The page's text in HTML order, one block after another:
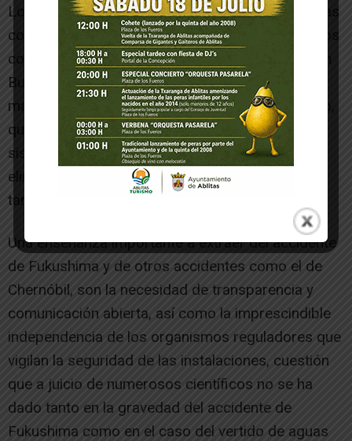
Los tanques de las aguas residuales almacenadas
contienen diversos niveles de isótopos radiactivos
como cesio-137, estroncio-90 y tritio, afirma Ken
Buesseler en National Geographic, radioquímico
marino y asesor del Foro de las Islas del Pacífico,
que se pregunta hasta qué punto es eficaz el
sistema de filtración de aguas residuales para
eliminar todos los elementos radiactivos de los
tanques.
Una enseñanza importante a extraer del accidente
de Fukushima y de otros accidentes como el de
Chernóbil, son la necesidad de transparencia y
comunicación abierta, así como la imprescindible
independencia de los organismos reguladores que
vigilan la seguridad de las instalaciones, cuestión
que a juicio de numerosos científicos no se ha
dado tanto en la gravedad del accidente de
Fukushima como en el caso del vertido de aguas